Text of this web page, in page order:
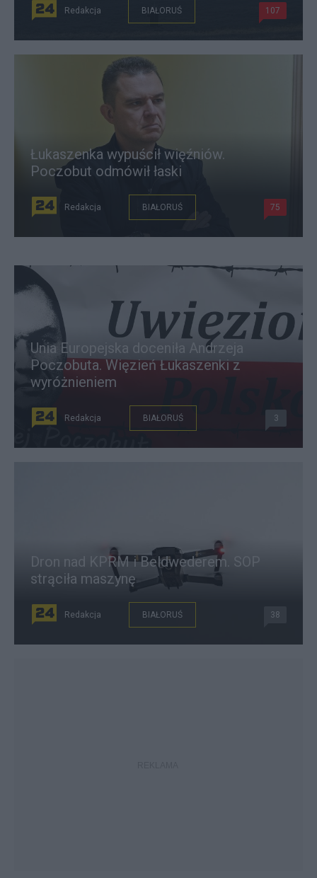
Redakcja BIAŁORUŚ 107
Łukaszenka wypuścił więźniów.
Poczobut odmówił łaski
Redakcja BIAŁORUŚ 75
Unia Europejska doceniła Andrzeja
Poczobuta. Więzień Łukaszenki z
wyróżnieniem
Redakcja BIAŁORUŚ 3
Dron nad KPRM i Beldwederem. SOP
strąciła maszynę
Redakcja BIAŁORUŚ 38